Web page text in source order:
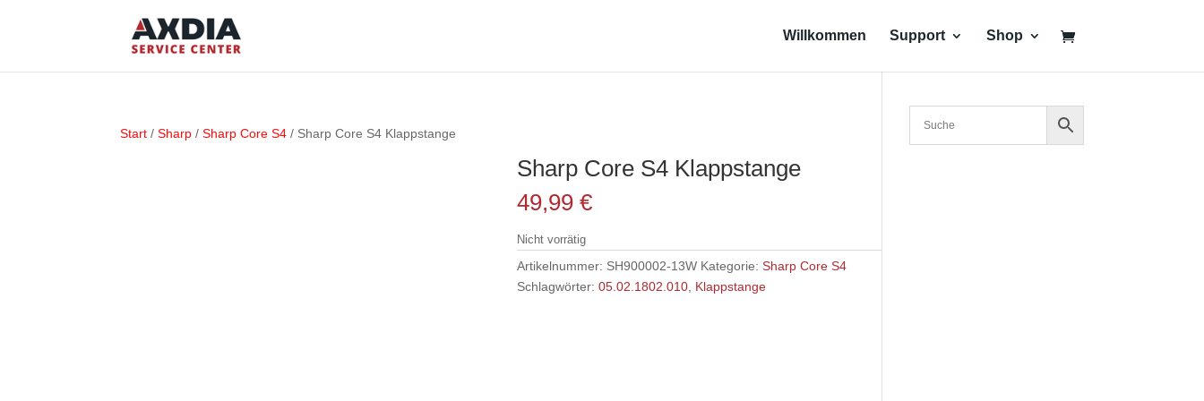
Willkommen Support Shop
Start /Sharp /Sharp Core S4 / Sharp Core S4 Klappstange
Sharp Core S4 Klappstange
49,99 €
Nicht vorrätig
Artikelnummer: SH900002-13W Kategorie: Sharp Core S4
Schlagwörter: 05.02.1802.010, Klappstange